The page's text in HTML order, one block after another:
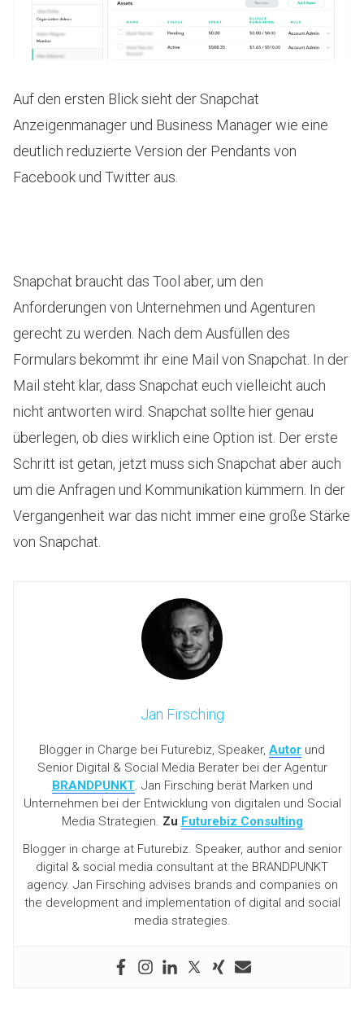
Auf den ersten Blick sieht der Snapchat
Anzeigenmanager und Business Manager wie eine
deutlich reduzierte Version der Pendants von
Facebook und Twitter aus.
Snapchat braucht das Tool aber, um den
Anforderungen von Unternehmen und Agenturen
gerecht zu werden. Nach dem Ausfüllen des
Formulars bekommt ihr eine Mail von Snapchat. In der
Mail steht klar, dass Snapchat euch vielleicht auch
nicht antworten wird. Snapchat sollte hier genau
überlegen, ob dies wirklich eine Option ist. Der erste
Schritt ist getan, jetzt muss sich Snapchat aber auch
um die Anfragen und Kommunikation kümmern. In der
Vergangenheit war das nicht immer eine große Stärke
von Snapchat.
Jan Firsching
Blogger in Charge bei Futurebiz, Speaker, Autor und
Senior Digital & Social Media Berater bei der Agentur
BRANDPUNKT. Jan Firsching berät Marken und
Unternehmen bei der Entwicklung von digitalen und Social
Media Strategien. Zu Futurebiz Consulting
Blogger in charge at Futurebiz. Speaker, author and senior
digital & social media consultant at the BRANDPUNKT
agency. Jan Firsching advises brands and companies on
the development and implementation of digital and social
media strategies.